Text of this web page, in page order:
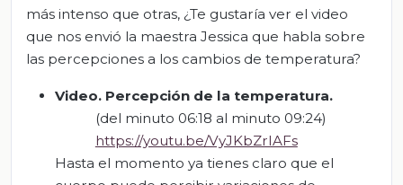
más intenso que otras, ¿Te gustaría ver el video
que nos envió la maestra Jessica que habla sobre
las percepciones a los cambios de temperatura?
Video. Percepción de la temperatura.
(del minuto 06:18 al minuto 09:24)
https://youtu.be/VyJKbZrIAFs
Hasta el momento ya tienes claro que el